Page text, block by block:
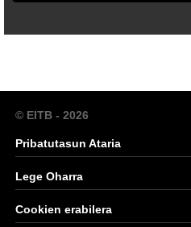
© EITB - 2026
Pribatutasun Ataria
Lege Oharra
Cookien erabilera